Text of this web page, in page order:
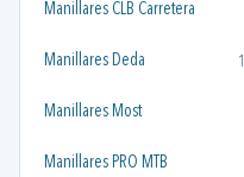
Manillares CLB Carretera
Manillares Deda
Manillares Most
Manillares PRO MTB